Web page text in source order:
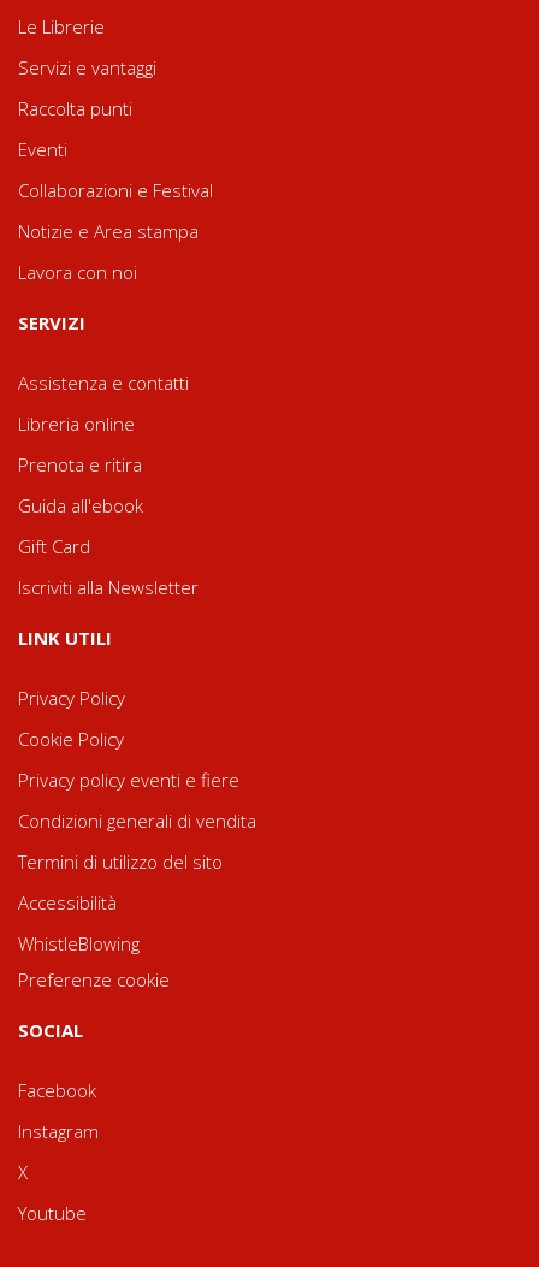
Le Librerie
Servizi e vantaggi
Raccolta punti
Eventi
Collaborazioni e Festival
Notizie e Area stampa
Lavora con noi
SERVIZI
Assistenza e contatti
Libreria online
Prenota e ritira
Guida all'ebook
Gift Card
Iscriviti alla Newsletter
LINK UTILI
Privacy Policy
Cookie Policy
Privacy policy eventi e fiere
Condizioni generali di vendita
Termini di utilizzo del sito
Accessibilità
WhistleBlowing
Preferenze cookie
SOCIAL
Facebook
Instagram
X
Youtube